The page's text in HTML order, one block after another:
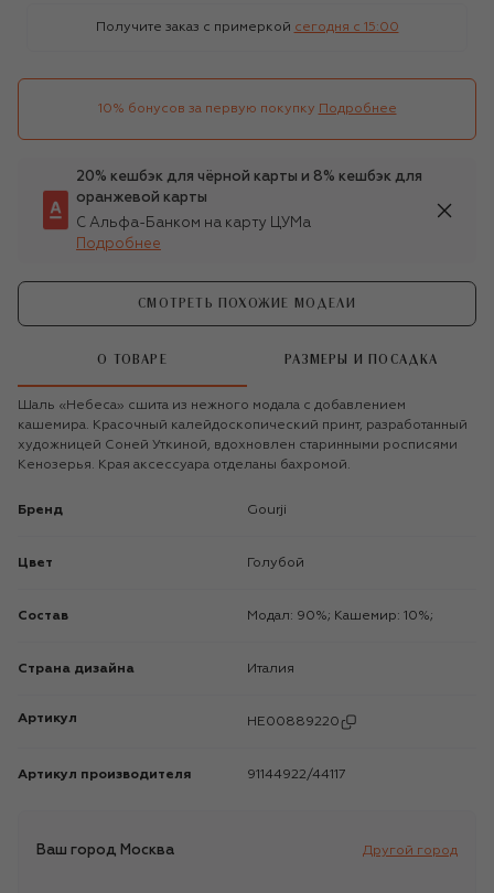
Получите заказ с примеркой сегодня c 15:00
10% бонусов за первую покупку Подробнее
20% кешбэк для чёрной карты и 8% кешбэк для
оранжевой карты
С Альфа-Банком на карту ЦУМа
Подробнее
СМОТРЕТЬ ПОХОЖИЕ МОДЕЛИ
О ТОВАРЕ РАЗМЕРЫ И ПОСАДКА
Шаль «Небеса» сшита из нежного модала с добавлением
кашемира. Красочный калейдоскопический принт, разработанный
художницей Соней Уткиной, вдохновлен старинными росписями
Кенозерья. Края аксессуара отделаны бахромой.
Бренд Gourji
Цвет Голубой
Состав Модал: 90%; Кашемир: 10%;
Страна дизайна Италия
Артикул HE00889220
Артикул производителя 91144922/44117
Ваш город Москва Другой город